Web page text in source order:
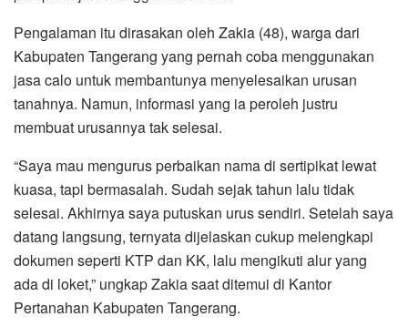
Pengalaman itu dirasakan oleh Zakia (48), warga dari
Kabupaten Tangerang yang pernah coba menggunakan
jasa calo untuk membantunya menyelesaikan urusan
tanahnya. Namun, informasi yang ia peroleh justru
membuat urusannya tak selesai.
“Saya mau mengurus perbaikan nama di sertipikat lewat
kuasa, tapi bermasalah. Sudah sejak tahun lalu tidak
selesai. Akhirnya saya putuskan urus sendiri. Setelah saya
datang langsung, ternyata dijelaskan cukup melengkapi
dokumen seperti KTP dan KK, lalu mengikuti alur yang
ada di loket,” ungkap Zakia saat ditemui di Kantor
Pertanahan Kabupaten Tangerang.